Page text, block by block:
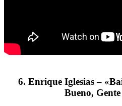
6. Enrique Iglesias –
Bueno,